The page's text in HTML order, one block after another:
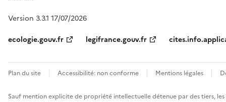
Version 3.3.1 17/07/2026
ecologie.gouv.fr
legifrance.gouv.fr
Plan du site Accessibilité: non conforme Mentions légales
Sauf mention explicite de propriété intellectuelle détenue par des tiers,